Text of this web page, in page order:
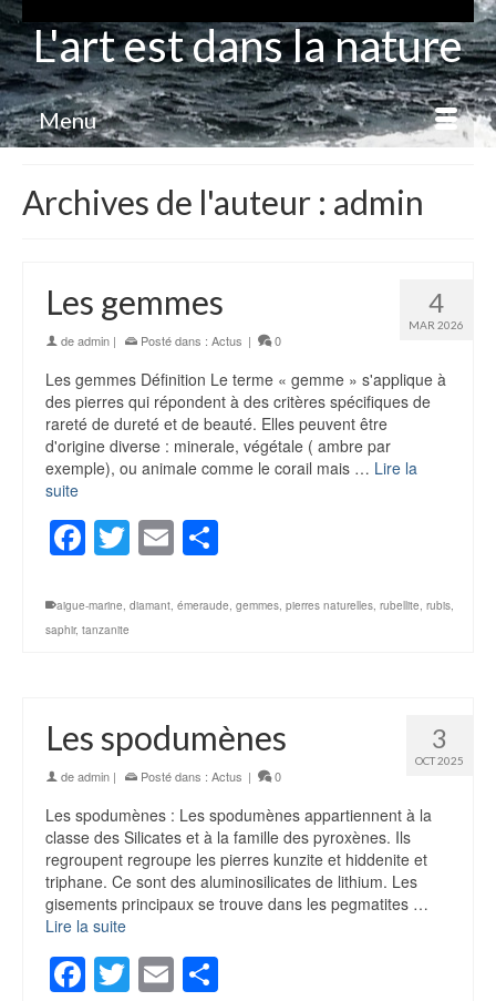
L'art est dans la nature
Menu
Archives de l'auteur : admin
4
MAR 2026
Les gemmes
deadmin | Posté dans : Actus | 0
Les gemmes Définition Le terme « gemme » s'applique à
des pierres qui répondent à des critères spécifiques de
rareté de dureté et de beauté. Elles peuvent être
d'origine diverse : minerale, végétale ( ambre par
exemple), ou animale comme le corail mais … Lire la
suite
Facebook
Twitter
Email
aigue-marine, diamant, émeraude, gemmes, pierres naturelles, rubellite, rubis,
saphir, tanzanite
3
OCT 2025
Les spodumènes
deadmin | Posté dans : Actus | 0
Les spodumènes : Les spodumènes appartiennent à la
classe des Silicates et à la famille des pyroxènes. Ils
regroupent regroupe les pierres kunzite et hiddenite et
triphane. Ce sont des aluminosilicates de lithium. Les
gisements principaux se trouve dans les pegmatites …
Lire la suite
Facebook
Twitter
Email